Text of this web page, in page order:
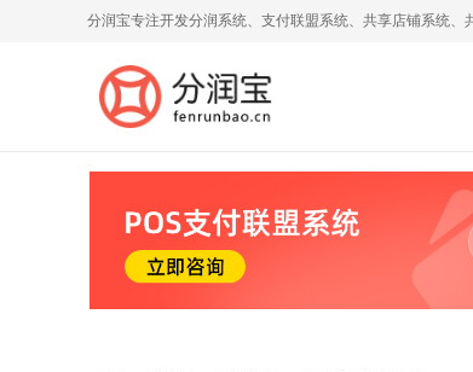
分润宝专注开发分润系统、支付联盟系统、共享店铺系统、